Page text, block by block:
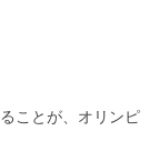
ことが、オリンピ